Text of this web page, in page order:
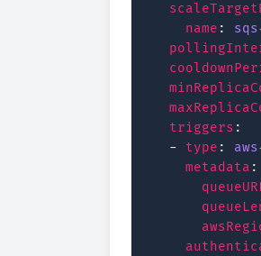
name :
triggers :
-
type :
metadata :